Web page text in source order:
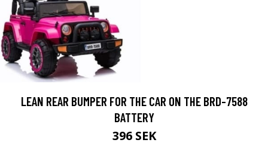
LEAN REAR BUMPER FOR THE CAR ON THE BRD-7588
BATTERY
396 SEK